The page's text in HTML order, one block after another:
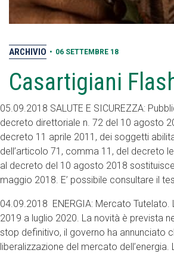
ARCHIVIO • 06 SETTEMBRE 18
Casartigiani
05.09.2018 SALUTE E SICUREZZA:
decreto direttoriale n. 72 del 10 agosto
decreto 11 aprile 2011, dei soggetti
dell’articolo 71, comma 11, del decreto
al decreto del 10 agosto 2018
maggio 2018. E’ possibile consultare il
04.09.2018 ENERGIA: Mercato
2019 a luglio 2020. La novità è prevista
stop definitivo, il governo ha annunciato
liberalizzazione del mercato